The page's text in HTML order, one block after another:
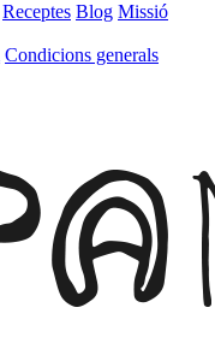
Receptes Blog Missió
Condicions generals